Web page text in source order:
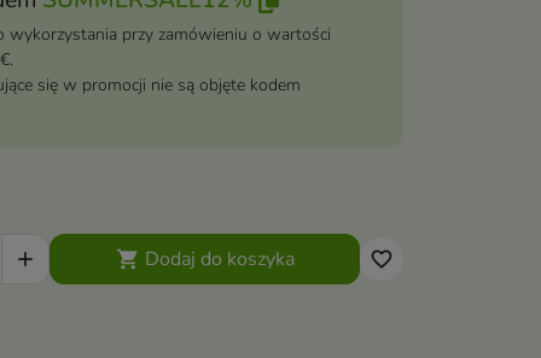
wykorzystania przy zamówieniu o wartości
się w promocji nie są objęte kodem
  Dodaj do koszyka favorite_border